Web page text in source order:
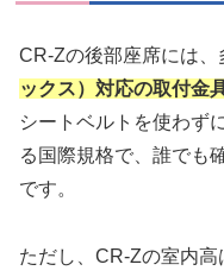
CR-Zの後部座席には、
ックス）対応の取付金
シートベルトを使わず
る国際規格で、誰でも
です。
ただし、CR-Zの室内